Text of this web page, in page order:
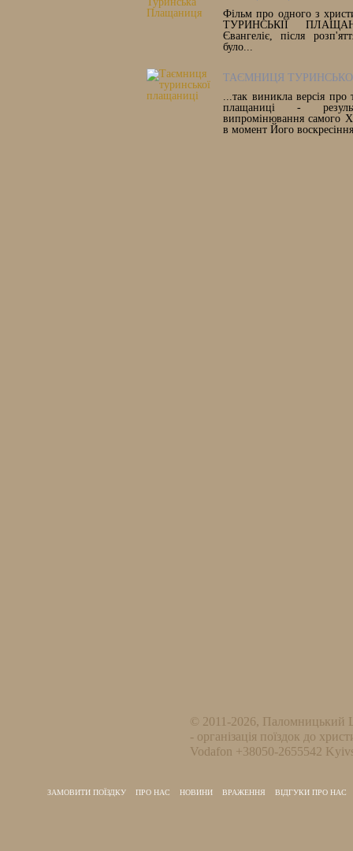
Фільм про одного з
ТУРИНСЬКІЇ
Євангеліє, після
було...
ТАЄМНИЦЯ
...так виникла версія
плащаниці -
випромінювання самого
в момент Його
© 2011-2026, Паломницький
- організація поїздок до
Vodafon +38050-2655542
ЗАМОВИТИ ПОЇЗДКУ ПРО НАС НОВИНИ ВРАЖЕННЯ ВІДГУКИ ПРО НАС